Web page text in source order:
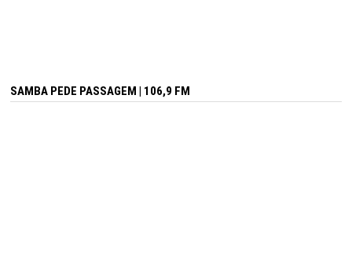
SAMBA PEDE PASSAGEM | 106,9 FM